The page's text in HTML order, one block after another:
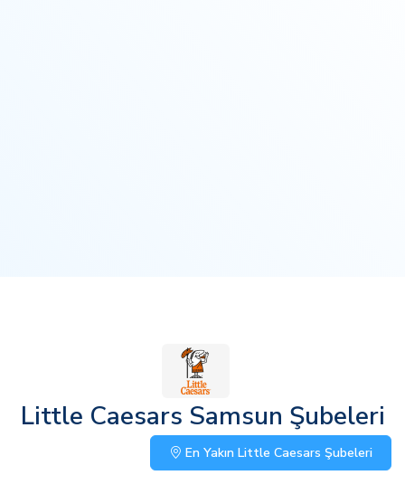
Little Caesars Samsun Şubeleri
En Yakın Little Caesars Şubeleri